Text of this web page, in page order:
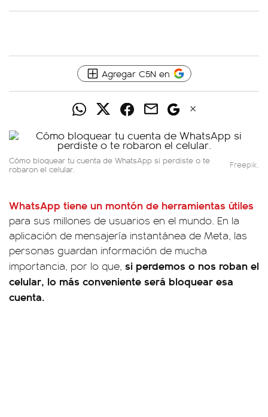
Agregar C5N en
Cómo bloquear tu cuenta de WhatsApp si perdiste o te
robaron el celular. Freepik.
WhatsApp tiene un montón de herramientas útiles
para sus millones de usuarios en el mundo. En la
aplicación de mensajería instantánea de Meta, las
personas guardan información de mucha
importancia, por lo que, si perdemos o nos roban el
celular, lo más conveniente será bloquear esa
cuenta.